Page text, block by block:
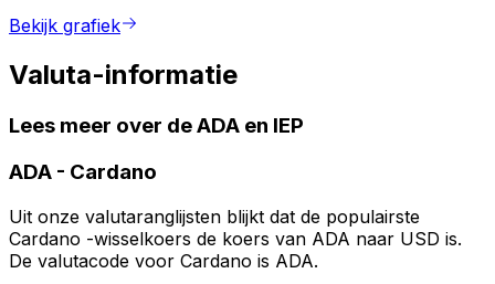
Bekijk grafiek
Valuta-informatie
Lees meer over de ADA en IEP
ADA - Cardano
Uit onze valutaranglijsten blijkt dat de populairste
Cardano -wisselkoers de koers van ADA naar USD is.
De valutacode voor Cardano is ADA.